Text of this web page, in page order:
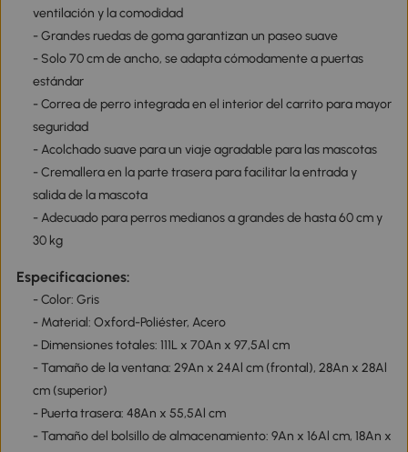
ventilación y la comodidad
- Grandes ruedas de goma garantizan un paseo suave
- Solo 70 cm de ancho, se adapta cómodamente a puertas
estándar
- Correa de perro integrada en el interior del carrito para mayor
seguridad
- Acolchado suave para un viaje agradable para las mascotas
- Cremallera en la parte trasera para facilitar la entrada y
salida de la mascota
- Adecuado para perros medianos a grandes de hasta 60 cm y
30 kg
Especificaciones:
- Color: Gris
- Material: Oxford-Poliéster, Acero
- Dimensiones totales: 111L x 70An x 97,5Al cm
- Tamaño de la ventana: 29An x 24Al cm (frontal), 28An x 28Al
cm (superior)
- Puerta trasera: 48An x 55,5Al cm
- Tamaño del bolsillo de almacenamiento: 9An x 16Al cm, 18An x